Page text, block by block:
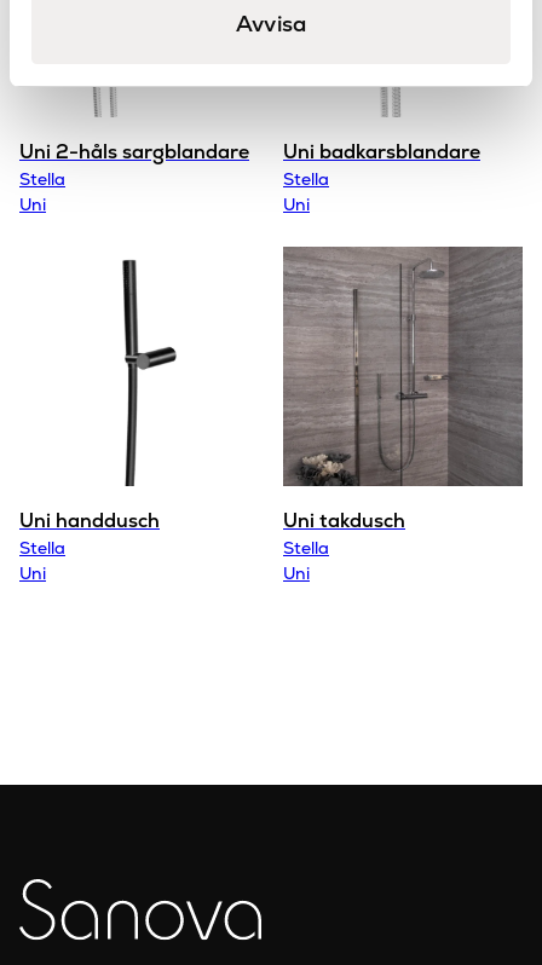
Avvisa
Uni 2-håls sargblandare
Stella
Uni
Uni badkarsblandare
Stella
Uni
Uni handdusch
Stella
Uni
Uni takdusch
Stella
Uni